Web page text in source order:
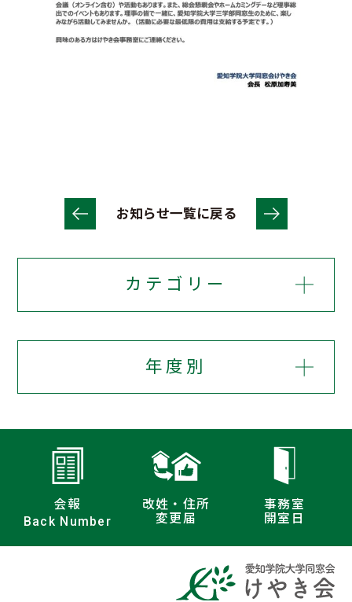
お知らせ一覧に戻る
カテゴリー
年度別
会報
Back Number
改姓・住所
変更届
事務室
開室日